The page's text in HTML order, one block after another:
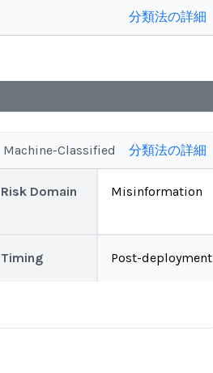
分類法の詳細
Machine-Classified 分類法の詳細
Risk Domain Misinformation
Timing Post-deployment